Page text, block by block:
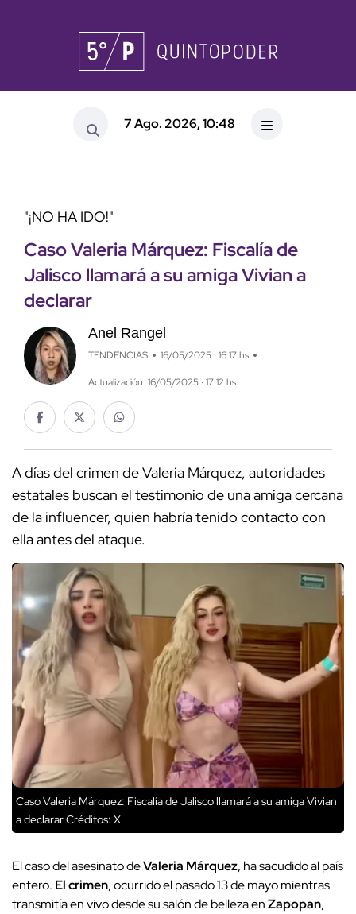
7 Ago. 2026, 10:48
"¡NO HA IDO!"
Caso Valeria Márquez: Fiscalía de
Jalisco llamará a su amiga Vivian a
declarar
Anel Rangel
TENDENCIAS 16/05/2025 · 16:17 hs
Actualización: 16/05/2025 · 17:12 hs
A días del crimen de Valeria Márquez, autoridades
estatales buscan el testimonio de una amiga cercana
de la influencer, quien habría tenido contacto con
ella antes del ataque.
Caso Valeria Márquez: Fiscalía de Jalisco llamará a su amiga Vivian
a declararCréditos: X
El caso del asesinato deValeria Márquez, ha sacudido al país
entero. El crimen, ocurrido el pasado 13 de mayo mientras
transmitía en vivo desde su salón de belleza enZapopan,